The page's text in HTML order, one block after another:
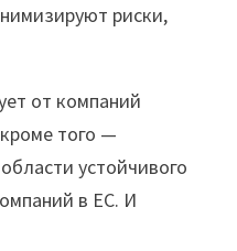
риски,
от компаний
того —
устойчивого
в ЕС. И